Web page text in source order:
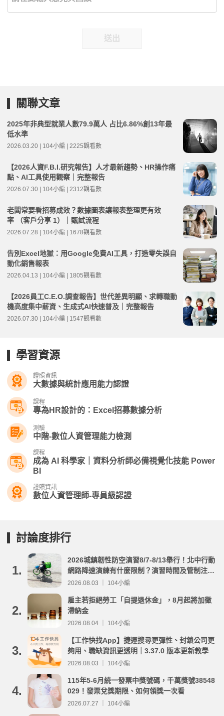
送出
關聯文章
2025年非典型就業人數79.9萬人 占比6.86%創13年最
低水準
2026.03.20 | 104小編 | 2225觀看數
【2026人資F.B.I.研究報告】人才最新趨勢、HR操作痛
點、AI工具使用觀察｜完整報告
2026.07.30 | 104小編 | 2312觀看數
老闆常要看招募成效？數據圖表讓報表整理更有效
率 （客戶分享 1）｜甄試流程
2026.07.28 | 104小編 | 1678觀看數
告別Excel地獄：用Google免費AI工具，打造零失誤自
動化銷售報表
2026.04.13 | 104小編 | 1805觀看數
【2026員工C.E.O.調查報告】世代差異明顯、求轉職動
機高度集中薪資、生成式AI快速普及｜完整報告
2026.07.30 | 104小編 | 1547觀看數
學習資源
證照資訊
大數據與統計應用能力認證
課程
專為HR設計的：Excel招募數據分析
測驗
中階-數位人資管理能力檢測
課程
成為 AI 科學家｜資料分析師必備視覺化技能 Power
BI
證照資訊
數位人資管理師-專員級認證
討論度排行
1.
2026城鎮韌性防空演習8/7-8/13舉行！北中行動
網路降速演練有什麼限制？演習時間及管制注意
事項整理
2026.08.03 ｜ 104小編
2.
雇主若拒絕勞工「自提退休金」，8月起將加徵
滯納金
2026.08.04 ｜ 104小編
3.
【工作快找App】捷運搜尋更彈性、封鎖公司更
夠用、職缺資訊更透明｜3.37.0 版本更新教學
2026.08.03 ｜ 104小編
4.
115年5-6月統一發票中獎號碼，千萬獎號38548
029！發票兌獎期限、如何領獎一次看
2026.07.27 ｜ 104小編